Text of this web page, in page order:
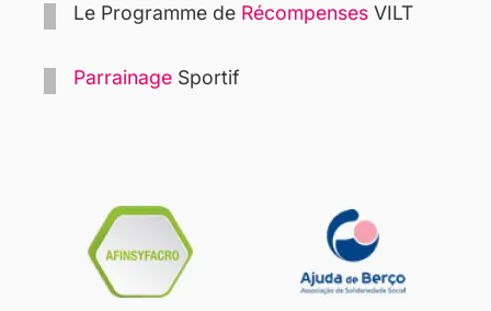
Le Programme de Récompenses VILT
Parrainage Sportif